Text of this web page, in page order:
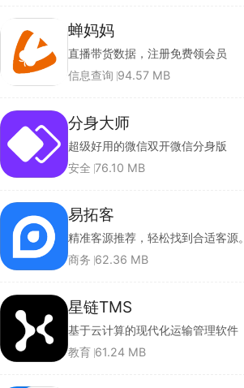
蝉妈妈
直播带货数据，注册免费领会员
信息查询 94.57 MB
分身大师
超级好用的微信双开微信分身版
安全 76.10 MB
易拓客
精准客源推荐，轻松找到合适客源。
商务 62.36 MB
星链TMS
基于云计算的现代化运输管理软件
教育 61.24 MB